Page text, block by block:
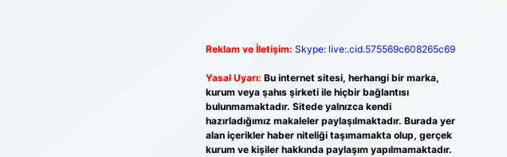
Reklam ve İletişim: Skype: live:.cid.575569c608265c69
Yasal Uyarı: Bu internet sitesi, herhangi bir marka,
kurum veya şahıs şirketi ile hiçbir bağlantısı
bulunmamaktadır. Sitede yalnızca kendi
hazırladığımız makaleler paylaşılmaktadır. Burada yer
alan içerikler haber niteliği taşımamakta olup, gerçek
kurum ve kişiler hakkında paylaşım yapılmamaktadır.